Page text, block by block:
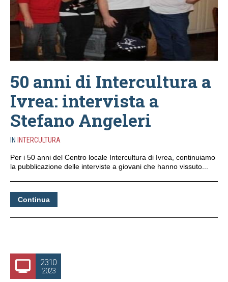
50 anni di Intercultura a
Ivrea: intervista a
Stefano Angeleri
IN INTERCULTURA
Per i 50 anni del Centro locale Intercultura di Ivrea, continuiamo
la pubblicazione delle interviste a giovani che hanno vissuto...
Continua
23.10
2023